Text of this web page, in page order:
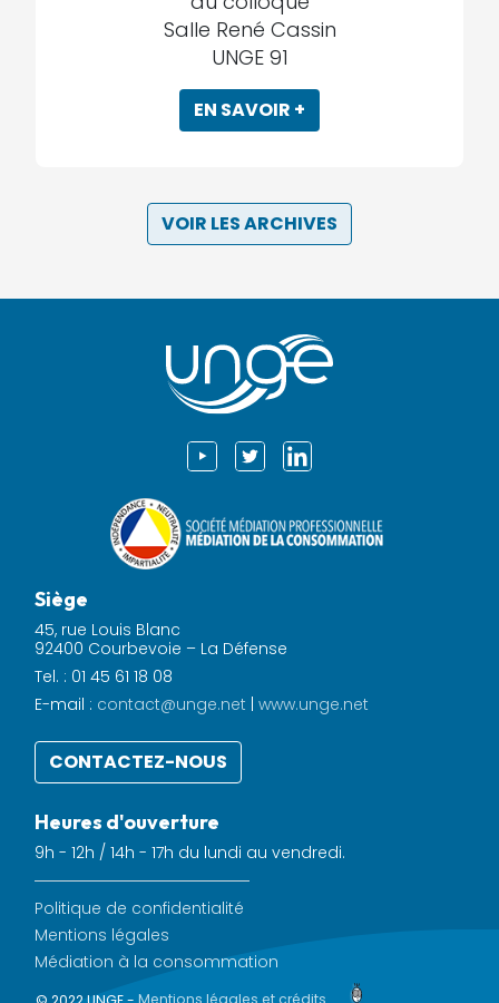
Salle René Cassin
UNGE 91
EN SAVOIR +
VOIR LES ARCHIVES
Siège
45, rue Louis Blanc
92400 Courbevoie – La Défense
Tel. : 01 45 61 18 08
E-mail : contact@unge.net | www.unge.net
CONTACTEZ-NOUS
Heures d'ouverture
9h - 12h / 14h - 17h du lundi au vendredi.
Politique de confidentialité
Mentions légales
Médiation à la consommation